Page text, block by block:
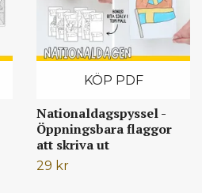
KÖP PDF
Nationaldagspyssel -
Öppningsbara flaggor
att skriva ut
29 kr